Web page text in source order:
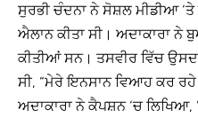
ਸੁਰਭੀ ਚੰਦਨਾ ਨੇ ਸੋਸ਼ਲ ਮੀਡੀਆ
ਐਲਾਨ ਕੀਤਾ ਸੀ। ਅਦਾਕਾਰਾ
ਕੀਤੀਆਂ ਸਨ। ਤਸਵੀਰ ਵਿੱਚ
ਸੀ, “ਮੇਰੇ ਇਨਸਾਨ ਵਿਆਹ ਕਰ
ਅਦਾਕਾਰਾ ਨੇ ਕੈਪਸ਼ਨ ‘ਚ ਲਿਖਿਆ,